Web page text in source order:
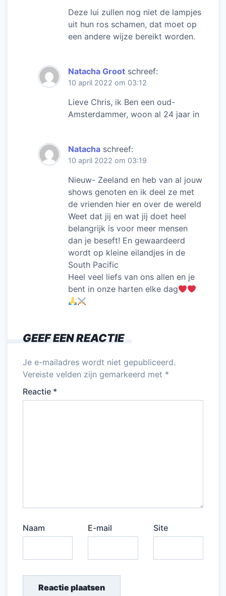
Deze lui zullen nog niet de lampjes
uit hun ros schamen, dat moet op
een andere wijze bereikt worden.
Natacha Groot schreef:
10 april 2022 om 03:12
Lieve Chris, ik Ben een oud-
Amsterdammer, woon al 24 jaar in
Natacha schreef:
10 april 2022 om 03:19
Nieuw- Zeeland en heb van al jouw
shows genoten en ik deel ze met
de vrienden hier en over de wereld
Weet dat jij en wat jij doet heel
belangrijk is voor meer mensen
dan je beseft! En gewaardeerd
wordt op kleine eilandjes in de
South Pacific
Heel veel liefs van ons allen en je
bent in onze harten elke dag
GEEF EEN REACTIE
Je e-mailadres wordt niet gepubliceerd.
Vereiste velden zijn gemarkeerd met *
Reactie *
Naam E-mail Site